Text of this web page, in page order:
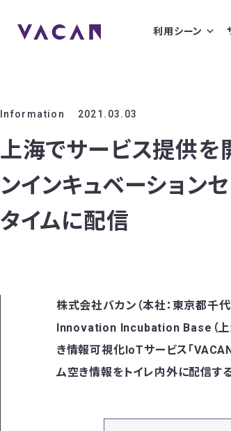
利用シーン
Information 2021.03.03
上海でサービス提供を
ンインキュベーション
タイムに配信
株式会社バカン（本社：東京都千
Innovation Incubation Base（上海
き情報可視化IoTサービス「
ム空き情報をトイレ内外に配信す